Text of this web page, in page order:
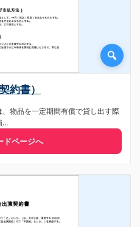
約書）
物品を一定期間有償で貸し出す際
...
ドページへ